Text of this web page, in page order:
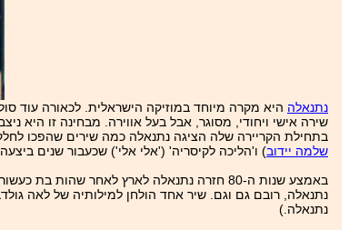
נתנאלה היא מקרה מיוחד במוזיקה הישראלית. לכאורה עוד
שירה אישי ויחודי, מסוגר, אבל בעל אווירה. מבחינה זו היא
בתחילת הקריירה שלה הציגה נתנאלה כמה שירים שהפכו
שלמה יידוב) ו'הליכה לקיסריה' ('אלי אלי') שכעבור שנים
נתנאלה, רובם גם וגם. שיר אחד הולחן למילותיה של לאה
נתנאלה.)